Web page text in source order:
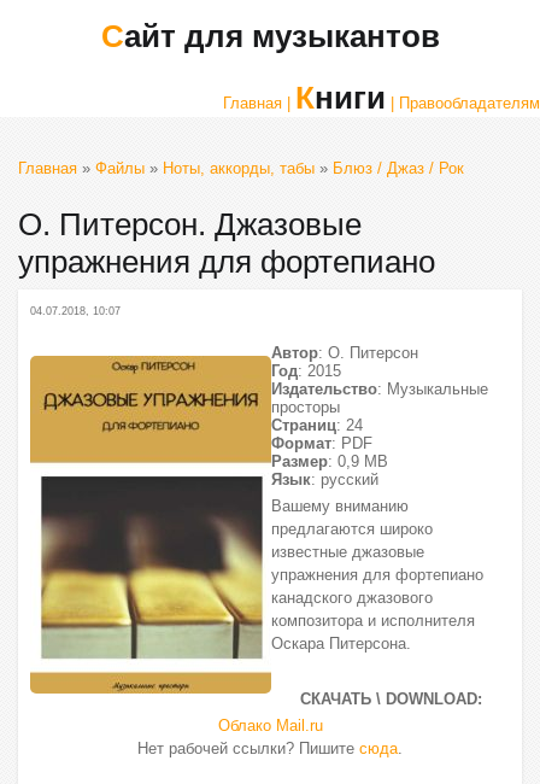
Сайт для музыкантов
Главная | Книги | Правообладателям
Главная » Файлы » Ноты, аккорды, табы » Блюз / Джаз / Рок
О. Питерсон. Джазовые
упражнения для фортепиано
04.07.2018, 10:07
Автор: О. Питерсон
Год: 2015
Издательство: Музыкальные
просторы
Страниц: 24
Формат: PDF
Размер: 0,9 МВ
Язык: русский
Вашему вниманию
предлагаются широко
известные джазовые
упражнения для фортепиано
канадского джазового
композитора и исполнителя
Оскара Питерсона.
СКАЧАТЬ \ DOWNLOAD:
Облако Mail.ru
Нет рабочей ссылки? Пишите сюда.